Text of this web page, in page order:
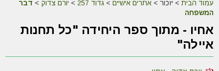
עמוד הבית > יזכור >אתרים אישיים >גדוד 257 > יורם צדוק > דבר
המשפחה
אחיו - מתוך ספר היחידה "כל תחנות
איילה"